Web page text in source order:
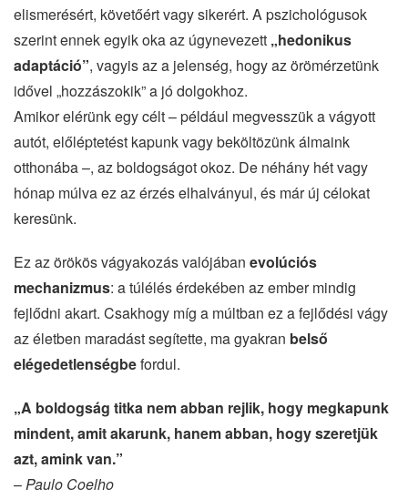
elismerésért, követőért vagy sikerért. A pszichológusok
szerint ennek egyik oka az úgynevezett „hedonikus
adaptáció”, vagyis az a jelenség, hogy az örömérzetünk
idővel „hozzászokik” a jó dolgokhoz.
Amikor elérünk egy célt – például megvesszük a vágyott
autót, előléptetést kapunk vagy beköltözünk álmaink
otthonába –, az boldogságot okoz. De néhány hét vagy
hónap múlva ez az érzés elhalványul, és már új célokat
keresünk.
Ez az örökös vágyakozás valójában evolúciós
mechanizmus: a túlélés érdekében az ember mindig
fejlődni akart. Csakhogy míg a múltban ez a fejlődési vágy
az életben maradást segítette, ma gyakran belső
elégedetlenségbefordul.
„A boldogság titka nem abban rejlik, hogy megkapunk
mindent, amit akarunk, hanem abban, hogy szeretjük
azt, amink van.”
–Paulo Coelho